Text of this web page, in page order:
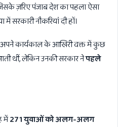
ज़रिए पंजाब देश का पहला ऐसा
सरकारी नौकरियां दी हों।
अपने कार्यकाल के आखिरी वक्त में कुछ
थीं, लेकिन उनकी सरकार नेपहले
में271युवाओं को अलग-अलग